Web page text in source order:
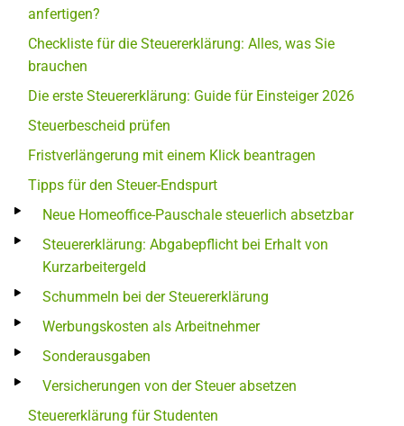
anfertigen?
Checkliste für die Steuererklärung: Alles, was Sie
brauchen
Die erste Steuererklärung: Guide für Einsteiger 2026
Steuerbescheid prüfen
Fristverlängerung mit einem Klick beantragen
Tipps für den Steuer-Endspurt
Neue Homeoffice-Pauschale steuerlich absetzbar
Steuererklärung: Abgabepflicht bei Erhalt von
Kurzarbeitergeld
Schummeln bei der Steuererklärung
Werbungskosten als Arbeitnehmer
Sonderausgaben
Versicherungen von der Steuer absetzen
Steuererklärung für Studenten